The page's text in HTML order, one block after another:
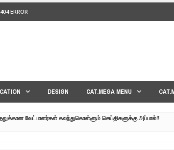
404 ERROR
DESIGN CAT.MEGA MENU
வேட்பாளர்கள் கலந்துகொள்ளும் செய்திகளுக்கு அப்பால்!!
அமீர் | 6TH APRIL AGNI PAARVAI DIRECTOR AMEER